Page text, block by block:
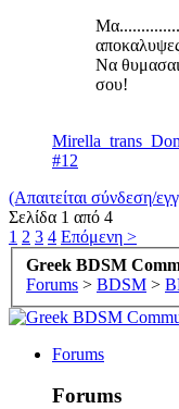
Να
σου!
#12
(Απαιτείται σύνδεση/
Σελίδα 1 από 4
1 2 3 4 Επόμενη >
Greek BDSM
Forums > BDSM >
Forums
Forums